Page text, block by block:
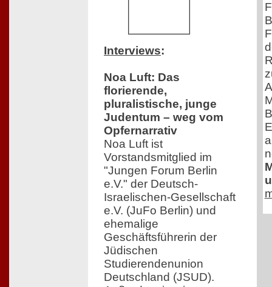
Interviews:
Noa Luft: Das
florierende,
pluralistische, junge
Judentum – weg vom
Opfernarrativ
Noa Luft ist
Vorstandsmitglied im
"Jungen Forum Berlin
e.V." der Deutsch-
Israelischen-Gesellschaft
e.V. (JuFo Berlin) und
ehemalige
Geschäftsführerin der
Jüdischen
Studierendenunion
Deutschland (JSUD).